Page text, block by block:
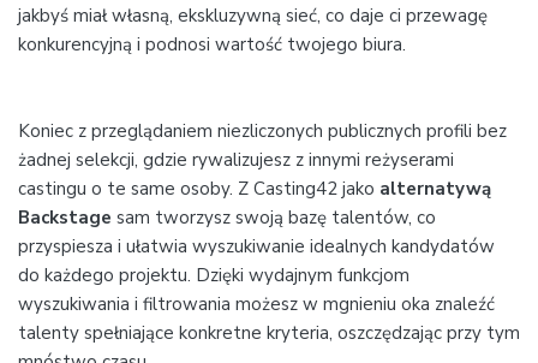
jakbyś miał własną, ekskluzywną sieć, co daje ci przewagę
konkurencyjną i podnosi wartość twojego biura.
Koniec z przeglądaniem niezliczonych publicznych profili bez
żadnej selekcji, gdzie rywalizujesz z innymi reżyserami
castingu o te same osoby. Z Casting42 jako alternatywą
Backstage sam tworzysz swoją bazę talentów, co
przyspiesza i ułatwia wyszukiwanie idealnych kandydatów
do każdego projektu. Dzięki wydajnym funkcjom
wyszukiwania i filtrowania możesz w mgnieniu oka znaleźć
talenty spełniające konkretne kryteria, oszczędzając przy tym